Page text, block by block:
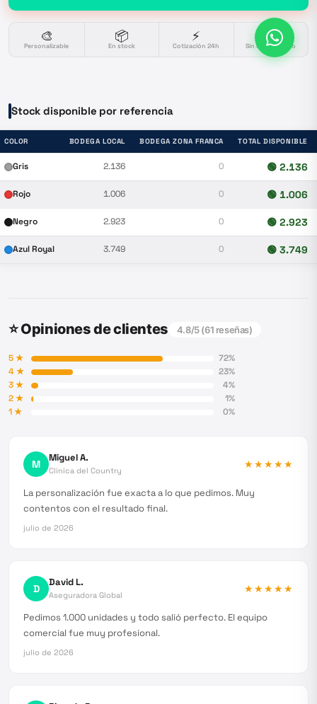
🎨
Personalizable
📦
En stock
⚡
Cotización 24h
🔒
Sin compromiso
Stock disponible por referencia
COLOR BODEGA LOCAL BODEGA ZONA FRANCA TOTAL DISPONIBLE
Gris 2.136 0 🟢 2.136
Rojo 1.006 0 🟢 1.006
Negro 2.923 0 🟢 2.923
Azul Royal 3.749 0 🟢 3.749
⭐ Opiniones de clientes 4.8/5 (61 reseñas)
5★ 72%
4★ 23%
3★ 4%
2★ 1%
1★ 0%
M Miguel A.
Clínica del Country
★★★★★
La personalización fue exacta a lo que pedimos. Muy
contentos con el resultado final.
julio de 2026
D David L.
Aseguradora Global
★★★★★
Pedimos 1.000 unidades y todo salió perfecto. El equipo
comercial fue muy profesional.
julio de 2026